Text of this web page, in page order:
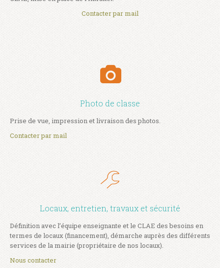
Contacter par mail
Photo de classe
Prise de vue, impression et livraison des photos.
Contacter par mail
Locaux, entretien, travaux et sécurité
Définition avec l’équipe enseignante et le CLAE des besoins en
termes de locaux (financement), démarche auprès des différents
services de la mairie (propriétaire de nos locaux).
Nous contacter